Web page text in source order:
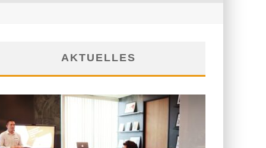
AKTUELLES